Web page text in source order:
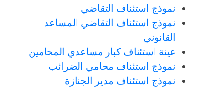
نموذج استئناف التقاضي
نموذج استئناف التقاضي المساعد
القانوني
عينة استئناف كبار مساعدي المحامين
نموذج استئناف محامي الضرائب
نموذج استئناف مدير الجنازة